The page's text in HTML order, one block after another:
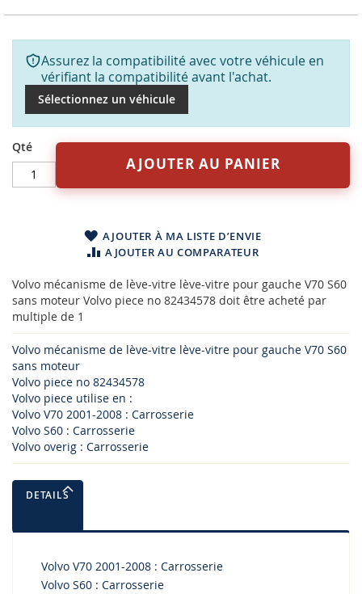
Assurez la compatibilité avec votre véhicule en
vérifiant la compatibilité avant l'achat.
Sélectionnez un véhicule
Qté
AJOUTER AU PANIER
AJOUTER À MA LISTE D’ENVIE
AJOUTER AU COMPARATEUR
Volvo mécanisme de lève-vitre lève-vitre pour gauche V70 S60
sans moteur Volvo piece no 82434578 doit être acheté par
multiple de 1
Volvo mécanisme de lève-vitre lève-vitre pour gauche V70 S60
sans moteur
Volvo piece no 82434578
Volvo piece utilise en :
Volvo V70 2001-2008 : Carrosserie
Volvo S60 : Carrosserie
Volvo overig : Carrosserie
DETAILS
Volvo V70 2001-2008 : Carrosserie
Volvo S60 : Carrosserie